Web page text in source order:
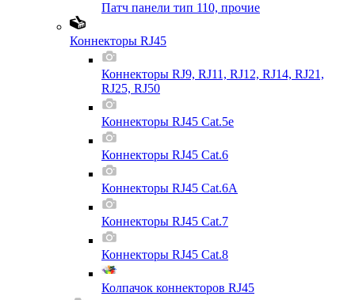
Патч панели тип 110, прочие
Коннекторы RJ45
Коннекторы RJ9, RJ11, RJ12, RJ14, RJ21,
RJ25, RJ50
Коннекторы RJ45 Cat.5e
Коннекторы RJ45 Cat.6
Коннекторы RJ45 Cat.6A
Коннекторы RJ45 Cat.7
Коннекторы RJ45 Cat.8
Колпачок коннекторов RJ45